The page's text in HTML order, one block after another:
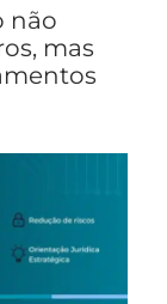
não
mas